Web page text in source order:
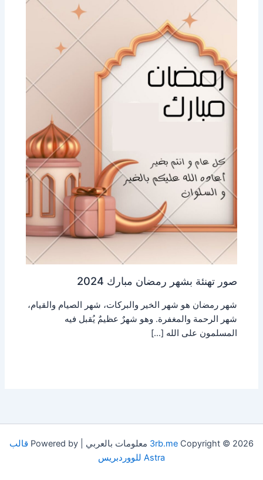
صور تهنئة بشهر رمضان مبارك 2024
شهر رمضان هو شهر الخير والبركات، شهر الصيام والقيام،
شهر الرحمة والمغفرة. وهو شهرٌ عظيمٌ يُقبل فيه
المسلمون على الله […]
3rb.me Copyright © 2026 معلومات بالعربي | Powered by
قالب
Astra للووردبريس